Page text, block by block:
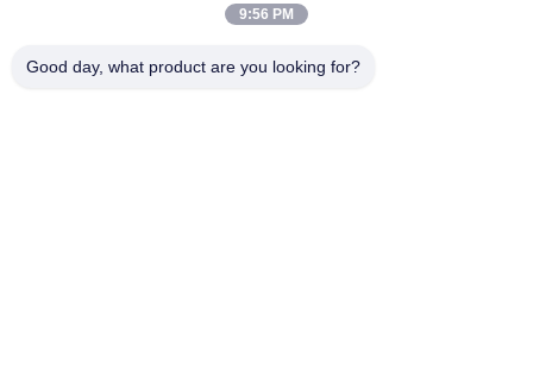
No 793 rue Tongren, ville de Tongxiang, province du
9:56 PM
Good day, what product are you looking for?